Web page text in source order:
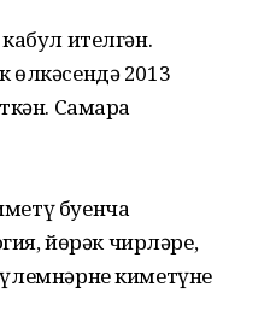
ителгән.
2013
Самара
буенча
йөрәк чирләре,
киметүне